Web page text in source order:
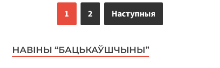
1 2 Наступныя
НАВІНЫ “БАЦЬКАЎШЧЫНЫ”